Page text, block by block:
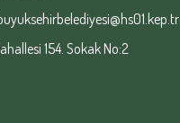
154. Sokak No:2